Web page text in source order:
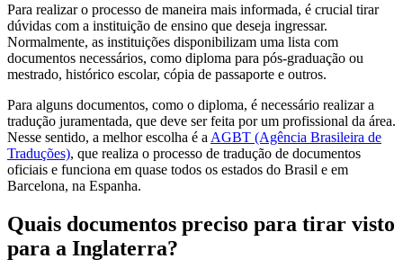
Para realizar o processo de maneira mais informada, é crucial tirar
dúvidas com a instituição de ensino que deseja ingressar.
Normalmente, as instituições disponibilizam uma lista com
documentos necessários, como diploma para pós-graduação ou
mestrado, histórico escolar, cópia de passaporte e outros.
Para alguns documentos, como o diploma, é necessário realizar a
tradução juramentada, que deve ser feita por um profissional da área.
Nesse sentido, a melhor escolha é a AGBT (Agência Brasileira de
Traduções), que realiza o processo de tradução de documentos
oficiais e funciona em quase todos os estados do Brasil e em
Barcelona, na Espanha.
Quais documentos preciso para tirar visto
para a Inglaterra?